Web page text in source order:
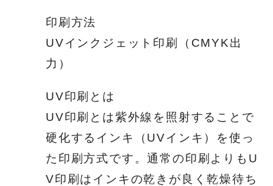
印刷方法
UVインクジェット印刷（CMYK出
力）
UV印刷とは
UV印刷とは紫外線を照射することで
硬化するインキ（UVインキ）を使っ
た印刷方式です。通常の印刷よりもU
V印刷はインキの乾きが良く乾燥待ち